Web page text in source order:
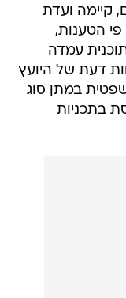
קיימה ועדת
הטענות,
עמדה
דעת של היועץ
במתן סוג
בתכניות